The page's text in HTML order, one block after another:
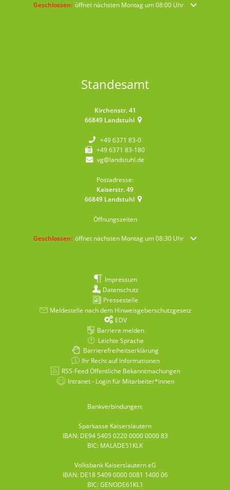
Klicken, um weitere Öffnungs- oder Schließzeiten auszublenden
Geschlossen: öffnet nächsten Montag um 08:00 Uhr
Standesamt
Kirchenstr. 41
66849 Landstuhl
+49 6371 83-0
+49 6371 83-180
vg@landstuhl.de
Postadresse:
Kaiserstr. 49
66849 Landstuhl
Öffnungszeiten
Klicken, um weitere Öffnungs- oder Schließzeiten auszublenden
Geschlossen: öffnet nächsten Montag um 08:30 Uhr
Impressum
Datenschutz
Pressestelle
Meldestelle nach dem Hinweisgeberschutzgesetz
EDV
Barriere melden
Leichte Sprache
Barrierefreiheitserklärung
Ihr Recht auf Informationen
RSS-Feed Öffentliche Bekanntmachungen
Intranet - Login für Mitarbeiter*innen
Bankverbindungen:
Sparkasse Kaiserslautern
IBAN: DE94 5405 0220 0000 0000 83
BIC: MALADE51KLK
Volksbank Kaiserslautern eG
IBAN: DE18 5409 0000 0081 1400 06
BIC: GENODE61KL1